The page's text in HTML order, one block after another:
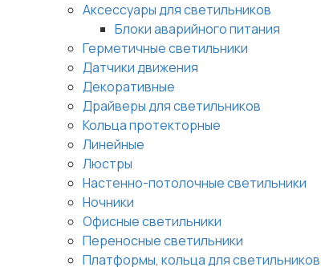
Аксессуары для светильников
Блоки аварийного питания
Герметичные светильники
Датчики движения
Декоративные
Драйверы для светильников
Кольца протекторные
Линейные
Люстры
Настенно-потолочные светильники
Ночники
Офисные светильники
Переносные светильники
Платформы, кольца для светильников